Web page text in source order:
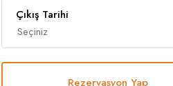
Çıkış Tarihi
Rezervasyon Yap